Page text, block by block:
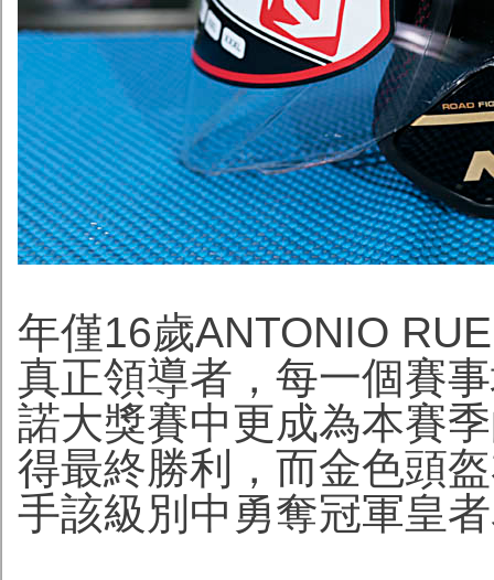
年僅16歲ANTONIO
真正領導者，每一個賽
諾大獎賽中更成為本賽
得最終勝利，而金色頭
手該級別中勇奪冠軍皇